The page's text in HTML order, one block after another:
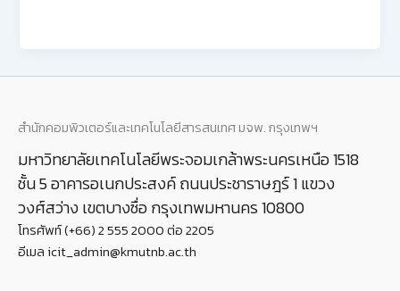
สำนักคอมพิวเตอร์และเทคโนโลยีสารสนเทศ มจพ. กรุงเทพฯ
มหาวิทยาลัยเทคโนโลยีพระจอมเกล้าพระนครเหนือ 1518
ชั้น 5 อาคารอเนกประสงค์ ถนนประชาราษฎร์ 1 แขวง
วงศ์สว่าง เขตบางซื่อ กรุงเทพมหานคร 10800
โทรศัพท์ (+66) 2 555 2000 ต่อ 2205
อีเมล icit_admin@kmutnb.ac.th